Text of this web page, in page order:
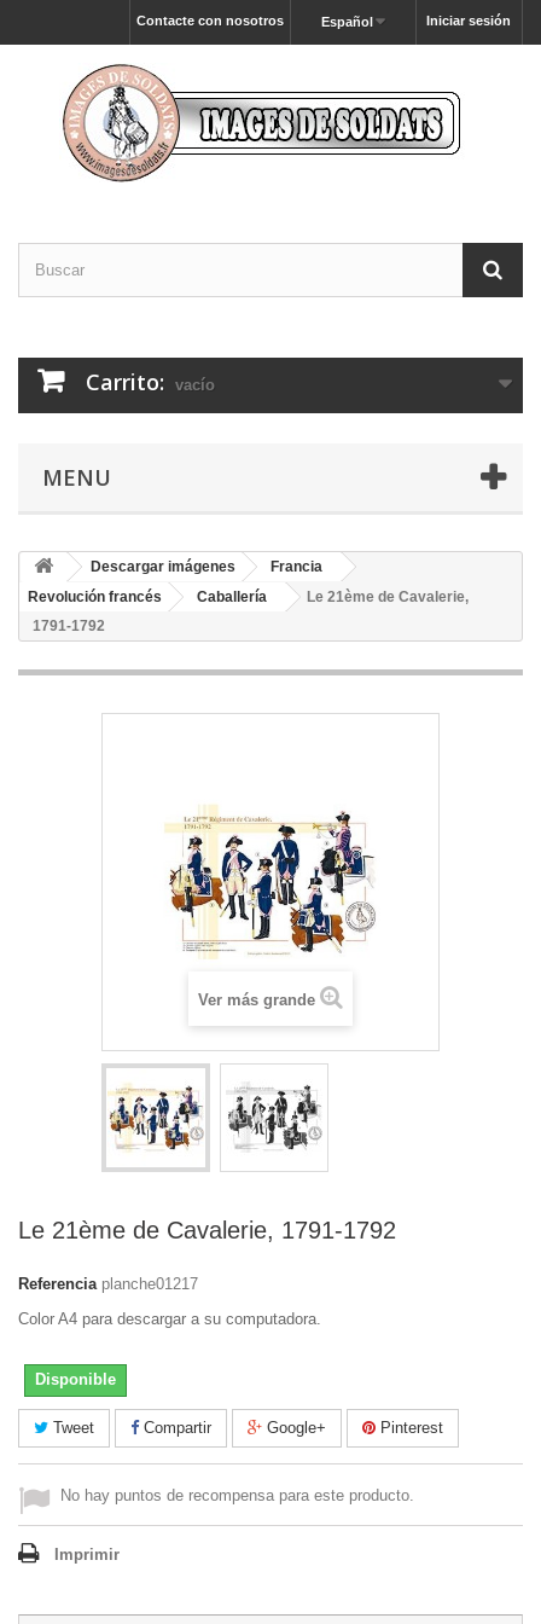
Iniciar sesión
Español
Contacte con nosotros
Carrito: vacío
MENU
Descargar imágenes
Francia
Revolución francés
Caballería
Le 21ème de Cavalerie,
1791-1792
Ver más grande
Le 21ème de Cavalerie, 1791-1792
Referencia planche01217
Color A4 para descargar a su computadora.
Disponible
Tweet Compartir Google+ Pinterest
No hay puntos de recompensa para este producto.
Imprimir